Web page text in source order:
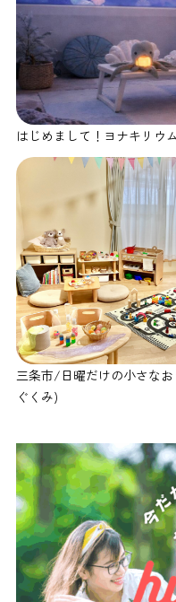
はじめまして！ヨナキリウ
三条市/日曜だけの小さな
ぐくみ)